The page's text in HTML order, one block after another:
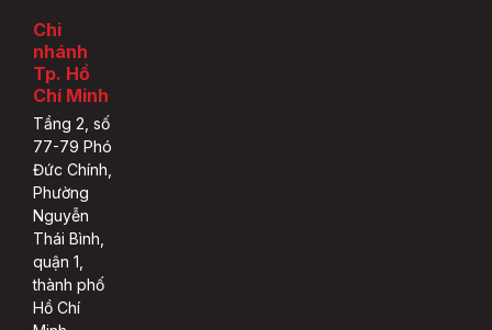
Chi
nhánh
Tp. Hồ
Chí Minh
Tầng 2, số
77-79 Phó
Đức Chính,
Phường
Nguyễn
Thái Bình,
quận 1,
thành phố
Hồ Chí